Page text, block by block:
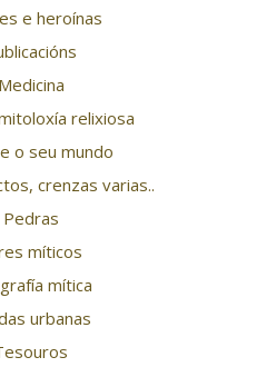
e heroínas
Medicina
relixiosa
o seu mundo
crenzas varias..
Pedras
míticos
mítica
urbanas